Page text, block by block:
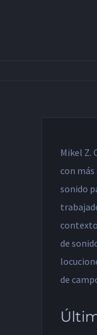
Mikel Z.
con más
sonido
de
de